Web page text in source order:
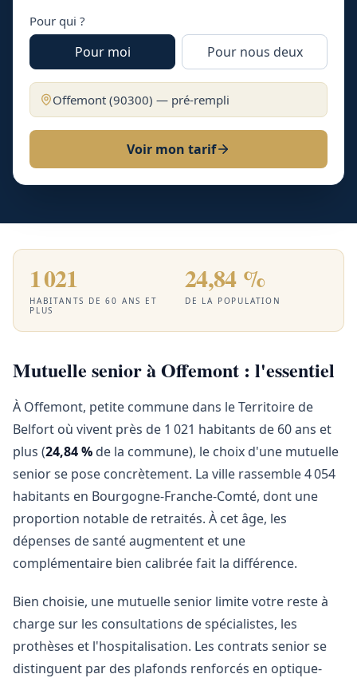
Pour qui ?
Pour moi Pour nous deux
Offemont (90300) — pré-rempli
Voir mon tarif
1 021
HABITANTS DE 60 ANS ET
PLUS
24,84 %
DE LA POPULATION
Mutuelle senior à Offemont : l'essentiel
À Offemont, petite commune dans le Territoire de
Belfort où vivent près de 1 021 habitants de 60 ans et
plus (24,84 % de la commune), le choix d'une mutuelle
senior se pose concrètement. La ville rassemble 4 054
habitants en Bourgogne-Franche-Comté, dont une
proportion notable de retraités. À cet âge, les
dépenses de santé augmentent et une
complémentaire bien calibrée fait la différence.
Bien choisie, une mutuelle senior limite votre reste à
charge sur les consultations de spécialistes, les
prothèses et l'hospitalisation. Les contrats senior se
distinguent par des plafonds renforcés en optique-